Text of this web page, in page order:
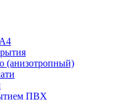
(анизотропный)
ПВХ